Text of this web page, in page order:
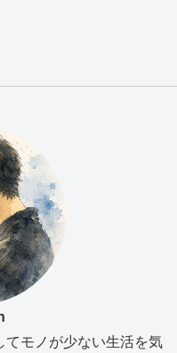
てモノが少ない生活を気